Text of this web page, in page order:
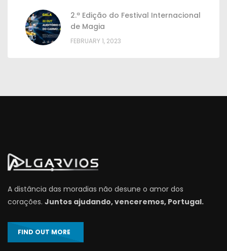
2.ª Edição do Festival Internacional
de Magia
FEBRUARY 1, 2023
A distância das moradias não desune o amor dos
corações. Juntos ajudando, venceremos, Portugal.
FIND OUT MORE